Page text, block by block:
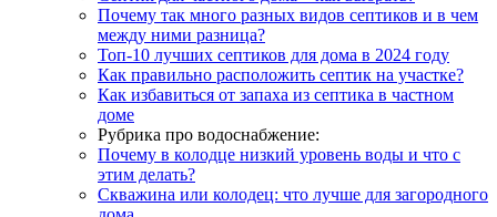
Почему так много разных видов септиков и в чем
между ними разница?
Топ-10 лучших септиков для дома в 2024 году
Как правильно расположить септик на участке?
Как избавиться от запаха из септика в частном
доме
Рубрика про водоснабжение:
Почему в колодце низкий уровень воды и что с
этим делать?
Скважина или колодец: что лучше для загородного